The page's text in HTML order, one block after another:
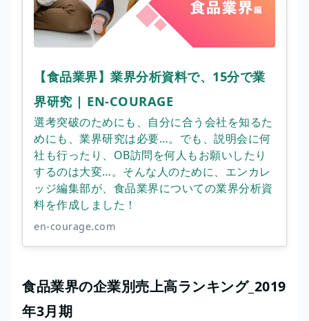
【食品業界】業界分析資料で、15分で業
界研究 | EN-COURAGE
選考突破のためにも、自分に合う会社を知るた
めにも、業界研究は必要…。でも、説明会に何
社も行ったり、OB訪問を何人もお願いしたり
するのは大変…。そんな人のために、エンカレ
ッジ編集部が、食品業界についての業界分析資
料を作成しました！
en-courage.com
食品業界の企業別売上高ランキング_2019
年3月期